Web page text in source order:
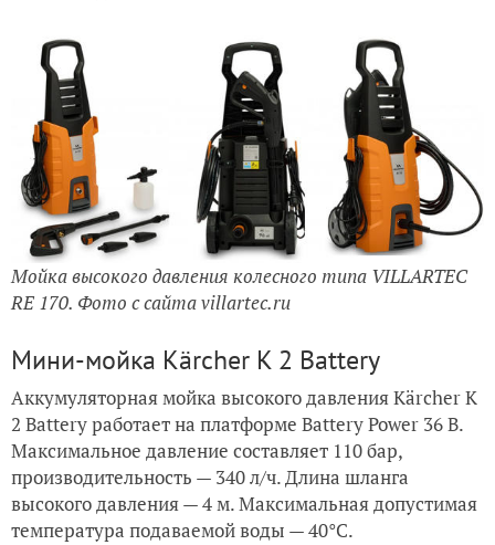
Мойка высокого давления колесного типа VILLARTEC
RE 170. Фото с сайта villartec.ru
Мини-мойка Kärcher K 2 Battery
Аккумуляторная мойка высокого давления Kärcher K
2 Battery работает на платформе Battery Power 36 В.
Максимальное давление составляет 110 бар,
производительность — 340 л/ч. Длина шланга
высокого давления — 4 м. Максимальная допустимая
температура подаваемой воды — 40°C.